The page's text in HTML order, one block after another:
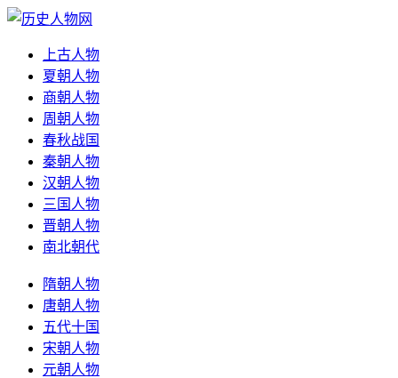
上古人物
夏朝人物
商朝人物
周朝人物
春秋战国
秦朝人物
汉朝人物
三国人物
晋朝人物
南北朝代
隋朝人物
唐朝人物
五代十国
宋朝人物
元朝人物